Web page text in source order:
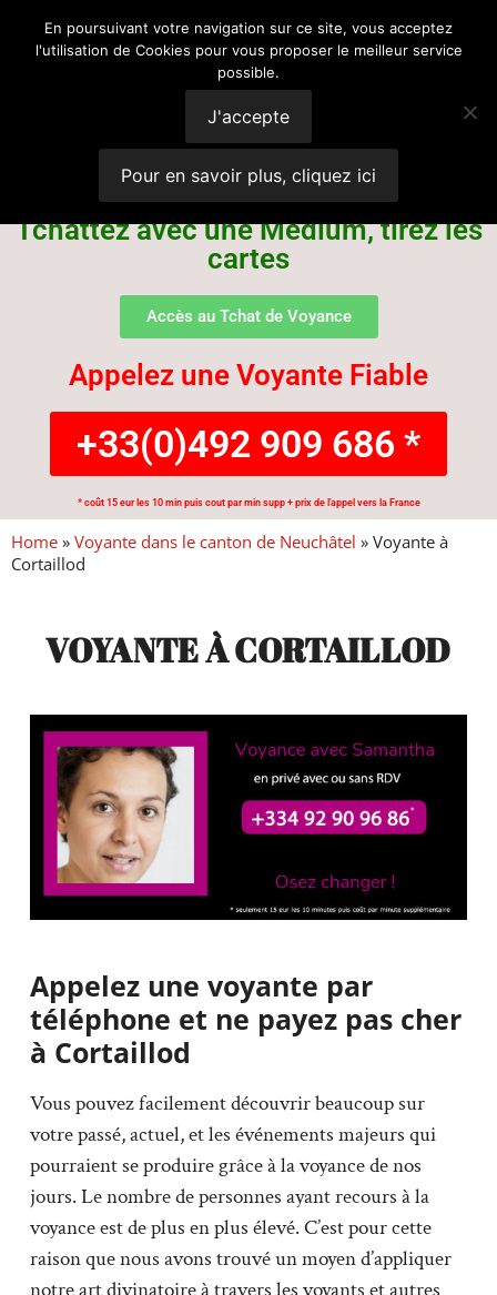
Voyance
Suisse
Tchattez avec une Médium, tirez les
cartes
Accès au Tchat de Voyance
Appelez une Voyante Fiable
+33(0)492 909 686 *
* coût 15 eur les 10 min puis cout par min supp + prix de l'appel vers la France
Home » Voyante dans le canton de Neuchâtel » Voyante à
Cortaillod
VOYANTE À CORTAILLOD
Appelez une voyante par
téléphone et ne payez pas cher
à Cortaillod
Vous pouvez facilement découvrir beaucoup sur
votre passé, actuel, et les événements majeurs qui
pourraient se produire grâce à la voyance de nos
jours. Le nombre de personnes ayant recours à la
voyance est de plus en plus élevé. C’est pour cette
raison que nous avons trouvé un moyen d’appliquer
En poursuivant votre navigation sur ce site, vous acceptez
l'utilisation de Cookies pour vous proposer le meilleur service
possible.
J'accepte
Pour en savoir plus, cliquez ici